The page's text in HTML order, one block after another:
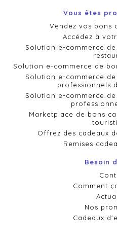
Vous êtes
Vendez vos bons
Accédez à
Solution e-commerce
Solution e-commerce de
Solution e-commerce
professionnels
Solution e-commerce
Marketplace de bons
Offrez des cadeaux
Remises
Besoin
Comment
Nos
Cadeaux